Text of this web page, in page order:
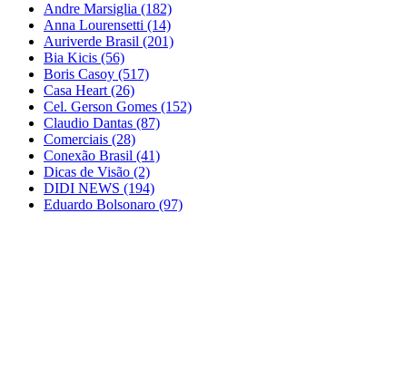
Andre Marsiglia (182)
Anna Lourensetti (14)
Auriverde Brasil (201)
Bia Kicis (56)
Boris Casoy (517)
Casa Heart (26)
Cel. Gerson Gomes (152)
Claudio Dantas (87)
Comerciais (28)
Conexão Brasil (41)
Dicas de Visão (2)
DIDI NEWS (194)
Eduardo Bolsonaro (97)